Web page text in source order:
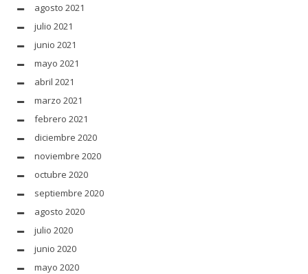
agosto 2021
julio 2021
junio 2021
mayo 2021
abril 2021
marzo 2021
febrero 2021
diciembre 2020
noviembre 2020
octubre 2020
septiembre 2020
agosto 2020
julio 2020
junio 2020
mayo 2020